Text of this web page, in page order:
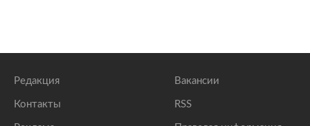
Редакция
Контакты
Вакансии
RSS